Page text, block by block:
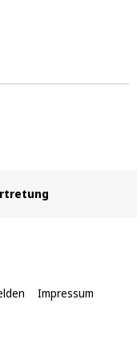
Impressum